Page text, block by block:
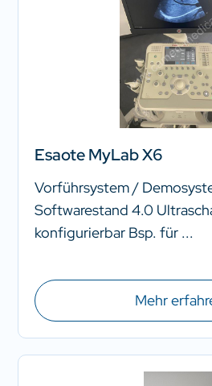
Esaote MyLab X6
Vorführsystem /
Softwarestand 4.0
konfigurierbar Bsp. für ...
Mehr